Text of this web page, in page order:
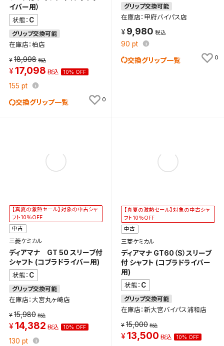
イバー用）
状態： C
グリップ交換可能
在庫店：柏店
18,998
17,098 10% OFF
155 pt
交換グリップ一覧 0
グリップ交換可能
在庫店：甲府バイパス店
9,980
90 pt
交換グリップ一覧 0
【真夏の激熱セール】対象の中古シャ
フト10％OFF
中古
三菱ケミカル
ディアマナ GT 50 スリーブ付
シャフト (コブラドライバー用)
状態： C
グリップ交換可能
在庫店：大宮丸ヶ崎店
15,980
14,382 10% OFF
130 pt
【真夏の激熱セール】対象の中古シャ
フト10％OFF
中古
三菱ケミカル
ディアマナ GT60（S）スリーブ
付 シャフト (コブラドライバー
用)
状態： C
グリップ交換可能
在庫店：新大宮バイパス浦和店
15,000
13,500 10% OFF
新着通知
新着通知を「する」にすると、この条件に一致する商品
が入荷した際に、メール及びお客様のアカウント内の
「お知らせ」で通知します。
してください。
キャンセル
検索条件を保存
検索条件を保存しました。
これまで保存した検索条件は、マイページの「保存検
索条件一覧」で確認できます。